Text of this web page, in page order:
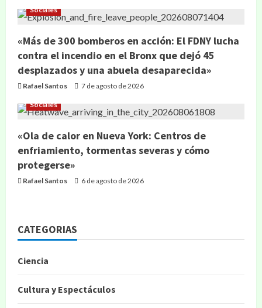
Sociales
«Más de 300 bomberos en acción: El FDNY lucha
contra el incendio en el Bronx que dejó 45
desplazados y una abuela desaparecida»
Rafael Santos 7 de agosto de 2026
Sociales
«Ola de calor en Nueva York: Centros de
enfriamiento, tormentas severas y cómo
protegerse»
Rafael Santos 6 de agosto de 2026
CATEGORIAS
Ciencia
Cultura y Espectáculos